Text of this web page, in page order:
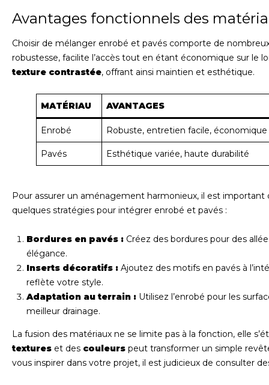
Avantages fonctionnels des
Choisir de mélanger enrobé et pavés comporte de
robustesse, facilite l’accès tout en étant économique sur le
texture contrastée, offrant ainsi maintien et esthétique.
MATÉRIAU AVANTAGES
Enrobé Robuste, entretien facile, économique
Pavés Esthétique variée, haute durabilité
Pour assurer un aménagement harmonieux, il est important
quelques stratégies pour intégrer enrobé et pavés :
Bordures en pavés : Créez des bordures pour des
élégance.
Inserts décoratifs : Ajoutez des motifs en pavés à
reflète votre style.
Adaptation au terrain : Utilisez l’enrobé pour les
meilleur drainage.
La fusion des matériaux ne se limite pas à la fonction, elle
textures et des couleurs peut transformer un simple
vous inspirer dans votre projet, il est judicieux de consulter